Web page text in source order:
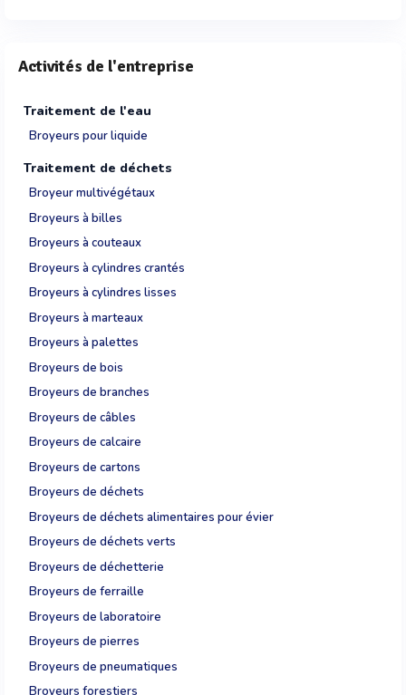
Activités de l'entreprise
Traitement de l'eau
Broyeurs pour liquide
Traitement de déchets
Broyeur multivégétaux
Broyeurs à billes
Broyeurs à couteaux
Broyeurs à cylindres crantés
Broyeurs à cylindres lisses
Broyeurs à marteaux
Broyeurs à palettes
Broyeurs de bois
Broyeurs de branches
Broyeurs de câbles
Broyeurs de calcaire
Broyeurs de cartons
Broyeurs de déchets
Broyeurs de déchets alimentaires pour évier
Broyeurs de déchets verts
Broyeurs de déchetterie
Broyeurs de ferraille
Broyeurs de laboratoire
Broyeurs de pierres
Broyeurs de pneumatiques
Broyeurs forestiers